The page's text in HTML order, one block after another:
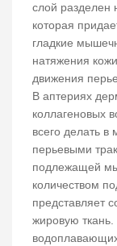
слой разделен
которая
гладкие
натяжения
движения
В аптериях
коллагеновых
всего делать
перьевыми
подлежащей
количеством
представляет
жировую
водоплавающих